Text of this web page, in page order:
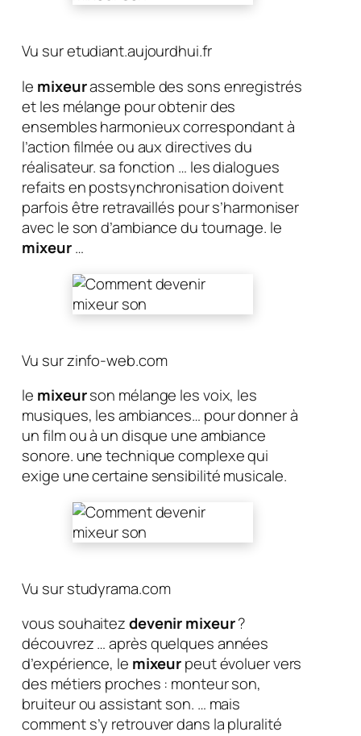
Vu sur etudiant.aujourdhui.fr
le mixeurassemble des sons enregistrés
et les mélange pour obtenir des
ensembles harmonieux correspondant à
l’action filmée ou aux directives du
réalisateur. sa fonction … les dialogues
refaits en postsynchronisation doivent
parfois être retravaillés pour s’harmoniser
avec le son d’ambiance du tournage. le
mixeur…
Vu sur zinfo-web.com
le mixeurson mélange les voix, les
musiques, les ambiances… pour donner à
un film ou à un disque une ambiance
sonore. une technique complexe qui
exige une certaine sensibilité musicale.
Vu sur studyrama.com
vous souhaitezdevenir mixeur?
découvrez … après quelques années
d’expérience, le mixeurpeut évoluer vers
des métiers proches : monteur son,
bruiteur ou assistant son. … mais
comment s’y retrouver dans la pluralité